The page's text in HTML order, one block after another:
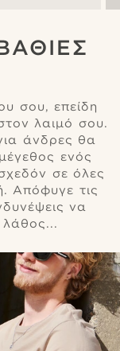
σου, επείδη
λαιμό σου.
άνδρες θα
ενός
σε όλες
Απόφυγε τις
να